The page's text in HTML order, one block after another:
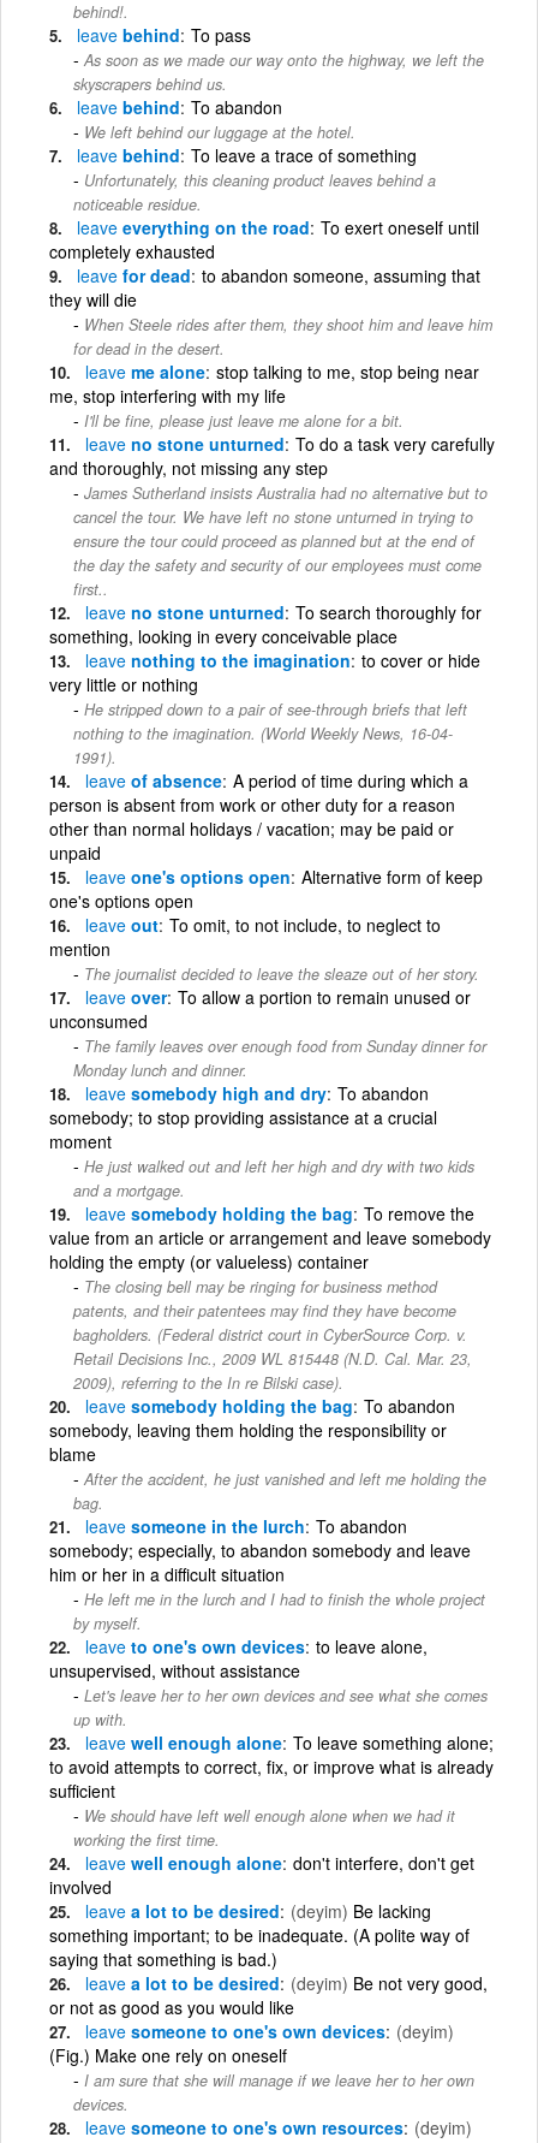
behind!.
leave behind To pass
As soon as we made our way onto the highway, we left the
skyscrapers behind us.
leave behind To abandon
We left behind our luggage at the hotel.
leave behind To leave a trace of something
Unfortunately, this cleaning product leaves behind a
noticeable residue.
leave everything on the road To exert oneself until
completely exhausted
leave for dead to abandon someone, assuming that
they will die
When Steele rides after them, they shoot him and leave him
for dead in the desert.
leave me alone stop talking to me, stop being near
me, stop interfering with my life
I'll be fine, please just leave me alone for a bit.
leave no stone unturned To do a task very carefully
and thoroughly, not missing any step
James Sutherland insists Australia had no alternative but to
cancel the tour. We have left no stone unturned in trying to
ensure the tour could proceed as planned but at the end of
the day the safety and security of our employees must come
first..
leave no stone unturned To search thoroughly for
something, looking in every conceivable place
leave nothing to the imagination to cover or hide
very little or nothing
He stripped down to a pair of see-through briefs that left
nothing to the imagination. (World Weekly News, 16-04-
1991).
leave of absence A period of time during which a
person is absent from work or other duty for a reason
other than normal holidays / vacation; may be paid or
unpaid
leave one's options open Alternative form of keep
one's options open
leave out To omit, to not include, to neglect to
mention
The journalist decided to leave the sleaze out of her story.
leave over To allow a portion to remain unused or
unconsumed
The family leaves over enough food from Sunday dinner for
Monday lunch and dinner.
leave somebody high and dry To abandon
somebody; to stop providing assistance at a crucial
moment
He just walked out and left her high and dry with two kids
and a mortgage.
leave somebody holding the bag To remove the
value from an article or arrangement and leave somebody
holding the empty (or valueless) container
The closing bell may be ringing for business method
patents, and their patentees may find they have become
bagholders. (Federal district court in CyberSource Corp. v.
Retail Decisions Inc., 2009 WL 815448 (N.D. Cal. Mar. 23,
2009), referring to the In re Bilski case).
leave somebody holding the bag To abandon
somebody, leaving them holding the responsibility or
blame
After the accident, he just vanished and left me holding the
bag.
leave someone in the lurch To abandon
somebody; especially, to abandon somebody and leave
him or her in a difficult situation
He left me in the lurch and I had to finish the whole project
by myself.
leave to one's own devices to leave alone,
unsupervised, without assistance
Let's leave her to her own devices and see what she comes
up with.
leave well enough alone To leave something alone;
to avoid attempts to correct, fix, or improve what is already
sufficient
We should have left well enough alone when we had it
working the first time.
leave well enough alone don't interfere, don't get
involved
leave a lot to be desired (deyim) Be lacking
something important; to be inadequate. (A polite way of
saying that something is bad.)
leave a lot to be desired (deyim) Be not very good,
or not as good as you would like
leave someone to one's own devices (deyim)
(Fig.) Make one rely on oneself
I am sure that she will manage if we leave her to her own
devices.
leave someone to one's own resources (deyim)